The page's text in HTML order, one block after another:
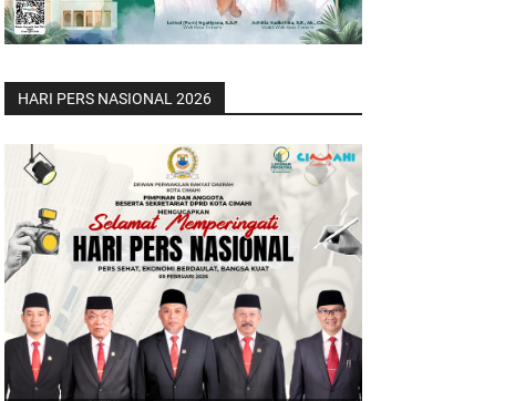
HARI PERS NASIONAL 2026